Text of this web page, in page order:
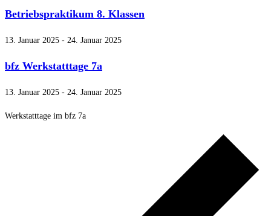
Betriebspraktikum 8. Klassen
13. Januar 2025 - 24. Januar 2025
bfz Werkstatttage 7a
13. Januar 2025 - 24. Januar 2025
Werkstatttage im bfz 7a